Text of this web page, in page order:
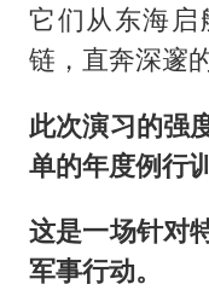
它们从东海启
链，直奔深邃
此次演习的强
单的年度例行训
这是一场针对
军事行动。